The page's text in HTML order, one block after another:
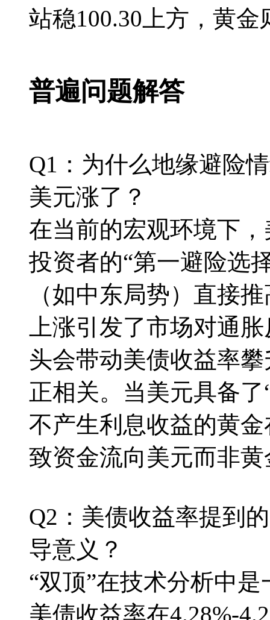
站稳100.30上方，黄
普遍问题解答
Q1：为什么地缘避险
美元涨了？
在当前的宏观环境下
投资者的“第一避险选
（如中东局势）直接
上涨引发了市场对通
头会带动美债收益率
正相关。当美元具备
不产生利息收益的黄
致资金流向美元而非黄
Q2：美债收益率提到
导意义？
“双顶”在技术分析中
美债收益率在4.28%-